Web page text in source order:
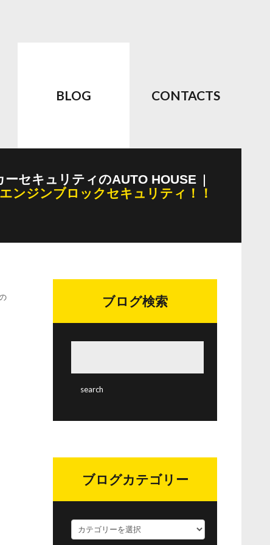
BLOG CONTACTS
ーセキュリティのAUTO HOUSE
ンジンブロックセキュリティ！！
ブログ検索
ブログカテゴリー
ロ